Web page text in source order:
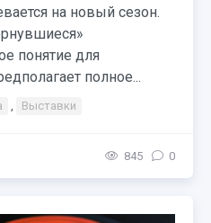
на новый сезон.
понятие для
полное...
, Выставки
845 0